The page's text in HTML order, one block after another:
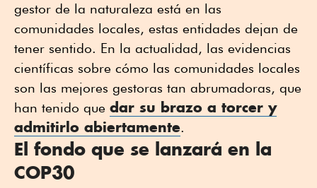
gestor de la naturaleza está en las
comunidades locales, estas entidades dejan de
tener sentido. En la actualidad, las evidencias
científicas sobre cómo las comunidades locales
son las mejores gestoras tan abrumadoras, que
han tenido que dar su brazo a torcer y
admitirlo abiertamente.
El fondo que se lanzará en la
COP30